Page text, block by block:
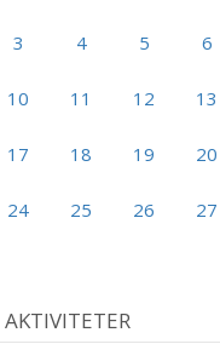
3 4 5 6
10 11 12 13
17 18 19 20
24 25 26 27